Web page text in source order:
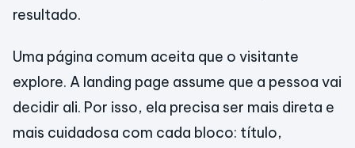
resultado.
Uma página comum aceita que o visitante
explore. A landing page assume que a pessoa vai
decidir ali. Por isso, ela precisa ser mais direta e
mais cuidadosa com cada bloco: título,